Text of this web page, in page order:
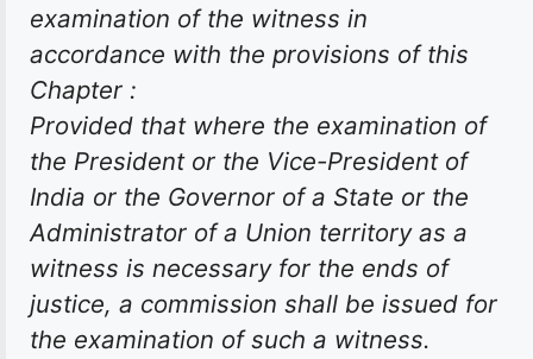
examination of the witness in
accordance with the provisions of this
Chapter :
Provided that where the examination of
the President or the Vice-President of
India or the Governor of a State or the
Administrator of a Union territory as a
witness is necessary for the ends of
justice, a commission shall be issued for
the examination of such a witness.